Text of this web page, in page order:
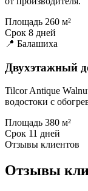
Площадь 260 м²
Срок 8 дней
📍 Балашиха
Двухэтажный
Tilcor Antique
водостоки с
Площадь 380 м²
Срок 11 дней
Отзывы клиентов
Отзывы